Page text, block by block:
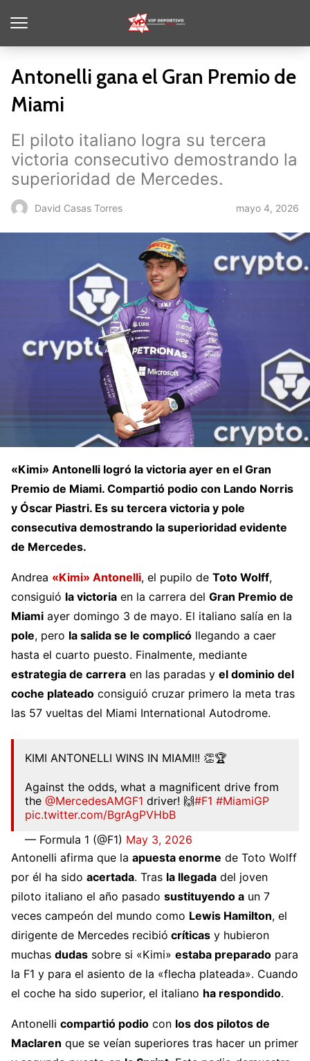
Antonelli gana el Gran Premio de
Miami
El piloto italiano logra su tercera
victoria consecutivo demostrando la
superioridad de Mercedes.
David Casas Torres mayo 4, 2026
«Kimi» Antonelli logró la victoria ayer en el Gran
Premio de Miami. Compartió podio con Lando Norris
y Óscar Piastri. Es su tercera victoria y pole
consecutiva demostrando la superioridad evidente
de Mercedes.
Andrea «Kimi» Antonelli, el pupilo de Toto Wolff,
consiguió la victoria en la carrera del Gran Premio de
Miami ayer domingo 3 de mayo. El italiano salía en la
pole, pero la salida se le complicó llegando a caer
hasta el cuarto puesto. Finalmente, mediante
estrategia de carrera en las paradas y el dominio del
coche plateado consiguió cruzar primero la meta tras
las 57 vueltas del Miami International Autodrome.
KIMI ANTONELLI WINS IN MIAMI!! 👏🏆
Against the odds, what a magnificent drive from
the @MercedesAMGF1 driver! 🙌#F1 #MiamiGP
pic.twitter.com/BgrAgPVHbB
— Formula 1 (@F1) May 3, 2026
Antonelli afirma que la apuesta enorme de Toto Wolff
por él ha sido acertada. Tras la llegada del joven
piloto italiano el año pasado sustituyendo a un 7
veces campeón del mundo como Lewis Hamilton, el
dirigente de Mercedes recibió críticas y hubieron
muchas dudas sobre si «Kimi» estaba preparado para
la F1 y para el asiento de la «flecha plateada». Cuando
el coche ha sido superior, el italiano ha respondido.
Antonelli compartió podio con los dos pilotos de
Maclaren que se veían superiores tras hacer un primer